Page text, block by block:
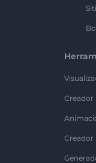
Creador
Creador